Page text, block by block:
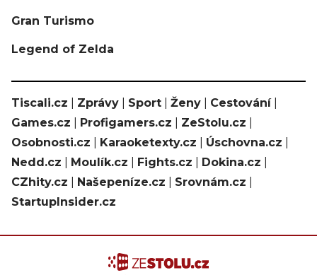
Gran Turismo
Legend of Zelda
Tiscali.cz Zprávy Sport Ženy Cestování|
Games.cz
Profigamers.cz ZeStolu.cz
Osobnosti.cz
Karaoketexty.cz Úschovna.cz
Nedd.cz
Moulík.cz Fights.cz Dokina.cz
CZhity.cz
Našepeníze.cz Srovnám.cz
StartupInsider.cz